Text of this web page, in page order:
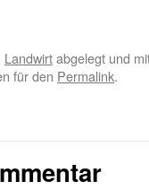
Landwirtabgelegt und
für den Permalink.